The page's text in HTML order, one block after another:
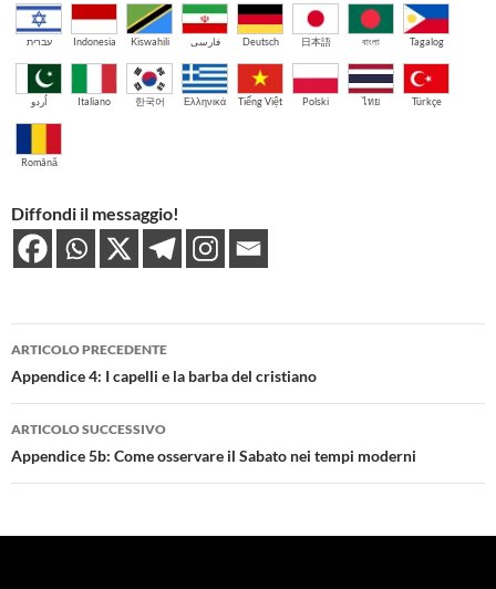
עברית Indonesia Kiswahili فارسی Deutsch 日本語 বাংলা Tagalog
اُردو Italiano 한국어 Ελληνικά Tiếng Việt Polski ไทย Türkçe
Română
Diffondi il messaggio!
Navigazione
articolo
ARTICOLO PRECEDENTE
Appendice 4: I capelli e la barba del cristiano
ARTICOLO SUCCESSIVO
Appendice 5b: Come osservare il Sabato nei tempi moderni